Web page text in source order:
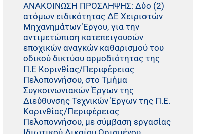
ΑΝΑΚΟΙΝΩΣΗ ΠΡΟΣΛΗΨΗΣ: Δύο (2)
ατόμων ειδικότητας ΔΕ Χειριστών
Μηχανημάτων Έργου, για την
αντιμετώπιση κατεπειγουσών
εποχικών αναγκών καθαρισμού του
οδικού δικτύου αρμοδιότητας της
Π.Ε Κορινθίας/Περιφέρειας
Πελοποννήσου, στο Τμήμα
Συγκοινωνιακών Έργων της
Διεύθυνσης Τεχνικών Έργων της Π.Ε.
Κορινθίας/Περιφέρειας
Πελοποννήσου, με σύμβαση εργασίας